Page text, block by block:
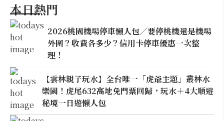
本日熱門
2026桃園機場停車懶人包／要停桃機還是機場
外圍？收費各多少？信用卡停車優惠一次整
理！
【雲林親子玩水】全台唯一「虎爺主題」叢林水
樂園！虎尾632高地免門票回歸，玩水＋4大順遊
秘境一日遊懶人包